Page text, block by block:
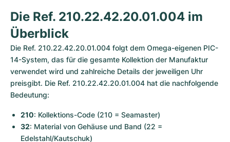
Die Ref. 210.22.42.20.01.004 im
Überblick
Die Ref. 210.22.42.20.01.004 folgt dem Omega-eigenen PIC-
14-System, das für die gesamte Kollektion der Manufaktur
verwendet wird und zahlreiche Details der jeweiligen Uhr
preisgibt. Die Ref. 210.22.42.20.01.004 hat die nachfolgende
Bedeutung:
210: Kollektions-Code (210 = Seamaster)
32: Material von Gehäuse und Band (22 =
Edelstahl/Kautschuk)